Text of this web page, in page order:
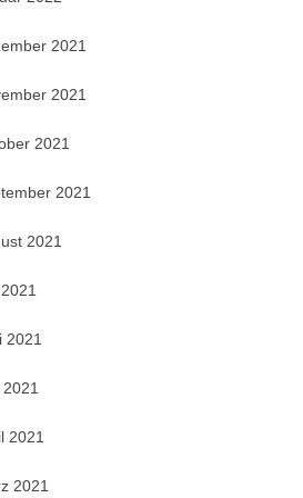
2021
2021
2021
2021
2021
2021
2021
2021